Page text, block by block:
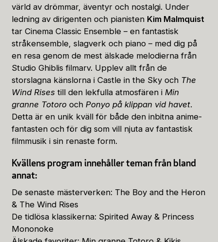
värld av drömmar, äventyr och nostalgi. Under
ledning av dirigenten och pianisten Kim Malmquist
tar Cinema Classic Ensemble – en fantastisk
stråkensemble, slagverk och piano – med dig på
en resa genom de mest älskade melodierna från
Studio Ghiblis filmarv. Upplev allt från de
storslagna känslorna i Castle in the Sky och The
Wind Rises till den lekfulla atmosfären i Min
granne Totoro och Ponyo på klippan vid havet.
Detta är en unik kväll för både den inbitna anime-
fantasten och för dig som vill njuta av fantastisk
filmmusik i sin renaste form.
Kvällens program innehåller teman från bland
annat:
De senaste mästerverken: The Boy and the Heron
& The Wind Rises
De tidlösa klassikerna: Spirited Away & Princess
Mononoke